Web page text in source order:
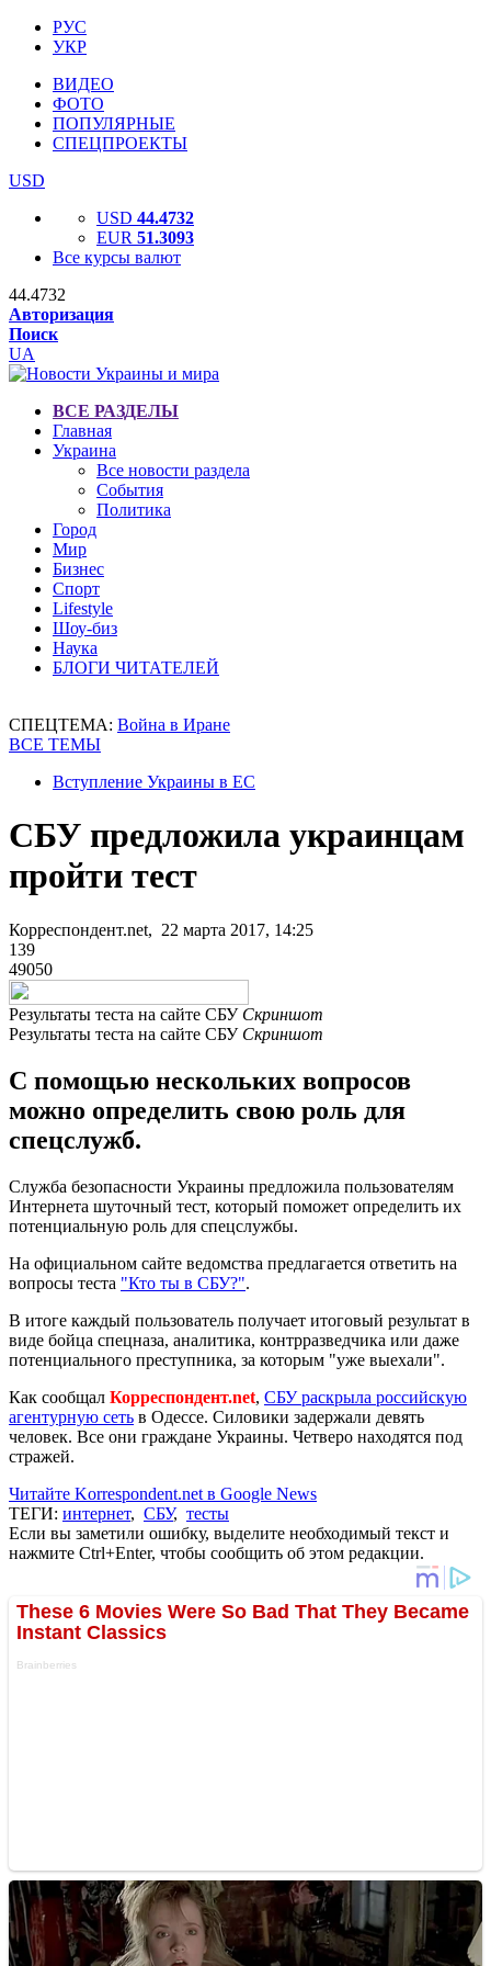
РУС
УКР
ВИДЕО
ФОТО
ПОПУЛЯРНЫЕ
СПЕЦПРОЕКТЫ
USD
USD 44.4732
EUR 51.3093
Все курсы валют
44.4732
Авторизация
Поиск
UA
ВСЕ РАЗДЕЛЫ
Главная
Украина
Все новости раздела
События
Политика
Город
Мир
Бизнес
Спорт
Lifestyle
Шоу-биз
Наука
БЛОГИ ЧИТАТЕЛЕЙ
СПЕЦТЕМА: Война в Иране
ВСЕ ТЕМЫ
Вступление Украины в ЕС
СБУ предложила украинцам
пройти тест
Корреспондент.net, 22 марта 2017, 14:25
139
49050
Результаты теста на сайте СБУ Скриншот
Результаты теста на сайте СБУ Скриншот
С помощью нескольких вопросов
можно определить свою роль для
спецслужб.
Служба безопасности Украины предложила пользователям
Интернета шуточный тест, который поможет определить их
потенциальную роль для спецслужбы.
На официальном сайте ведомства предлагается ответить на
вопросы теста "Кто ты в СБУ?".
В итоге каждый пользователь получает итоговый результат в
виде бойца спецназа, аналитика, контрразведчика или даже
потенциального преступника, за которым "уже выехали".
Как сообщал Корреспондент.net, СБУ раскрыла российскую
агентурную сеть в Одессе. Силовики задержали девять
человек. Все они граждане Украины. Четверо находятся под
стражей.
Читайте Korrespondent.net в Google News
ТЕГИ: интернет, СБУ, тесты
Если вы заметили ошибку, выделите необходимый текст и
нажмите Ctrl+Enter, чтобы сообщить об этом редакции.